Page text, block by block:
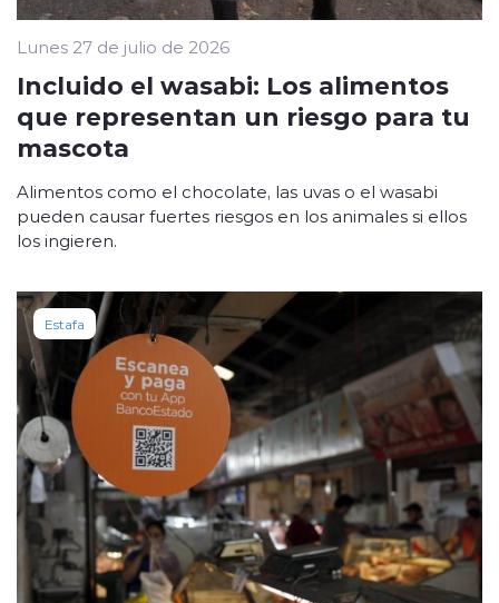
Lunes 27 de julio de 2026
Incluido el wasabi: Los alimentos
que representan un riesgo para tu
mascota
Alimentos como el chocolate, las uvas o el wasabi
pueden causar fuertes riesgos en los animales si ellos
los ingieren.
Estafa